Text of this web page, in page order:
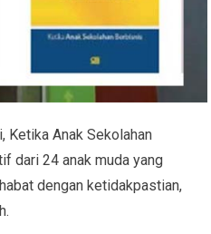
Ketika Anak Sekolahan
dari 24 anak muda yang
dengan ketidakpastian,